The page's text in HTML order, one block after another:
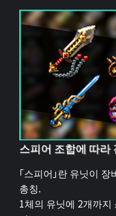
스피어 조합에 따라
「스피어」란 유닛이
총칭.
1체의 유닛에 2개까